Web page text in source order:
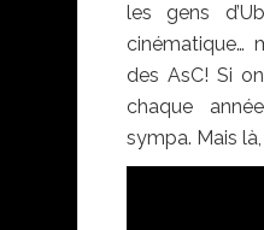
les gens
cinématique…
des AsC! Si
chaque
sympa. Mais